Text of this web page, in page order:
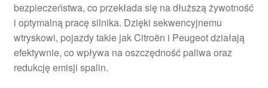
Skarga
Wózek
bezpieczeństwa, co przekłada się na dłuższą żywotność
i optymalną pracę silnika. Dzięki sekwencyjnemu
wtryskowi, pojazdy takie jak Citroën i Peugeot działają
efektywnie, co wpływa na oszczędność paliwa oraz
redukcję emisji spalin.